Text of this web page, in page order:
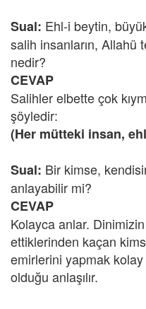
Sual: Ehl-i beytin,
salih insanların, Allahü
nedir?
CEVAP
Salihler elbette çok
şöyledir:
(Her mütteki insan,
Sual: Bir kimse,
anlayabilir mi?
CEVAP
Kolayca anlar.
ettiklerinden kaçan
emirlerini yapmak
olduğu anlaşılır.